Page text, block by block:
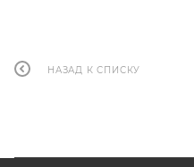
НАЗАД К СПИСКУ